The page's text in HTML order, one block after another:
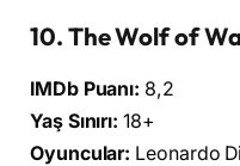
10. The Wolf of
IMDb Puanı: 8,2
Yaş Sınırı: 18+
Oyuncular: Leonardo